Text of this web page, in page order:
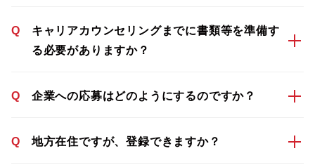
Q
キャリアカウンセリングまでに書類等を準備す
る必要がありますか？
Q 企業への応募はどのようにするのですか？
Q 地方在住ですが、登録できますか？